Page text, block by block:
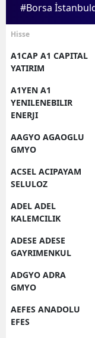
#Borsa
Hisse
A1CAP A1 CAPITAL
YATIRIM
A1YEN A1
YENILENEBILIR
ENERJI
AAGYO AGAOGLU
GMYO
ACSEL ACIPAYAM
SELULOZ
ADEL ADEL
KALEMCILIK
ADESE ADESE
GAYRIMENKUL
ADGYO ADRA
GMYO
AEFES ANADOLU
EFES